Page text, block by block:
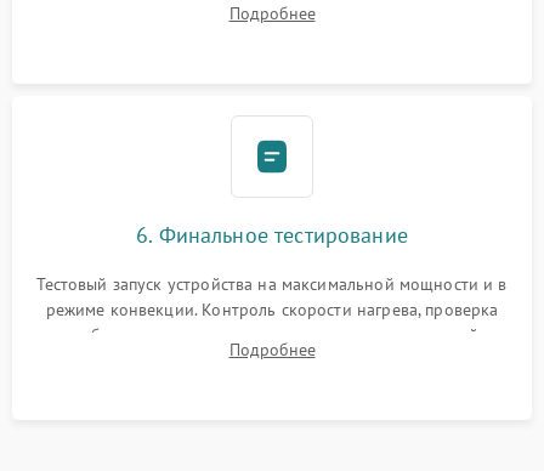
Надежная фиксация клемм и сборка корпуса шкафа.
Подробнее
6. Финальное тестирование
Тестовый запуск устройства на максимальной мощности и в
режиме конвекции. Контроль скорости нагрева, проверка
срабатывания термостата при достижении заданной
температуры и тест на отсутствие утечек тока.
Подробнее